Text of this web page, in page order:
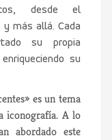
desde el
más allá. Cada
su propia
su
es un tema
iconografía. A lo
abordado este